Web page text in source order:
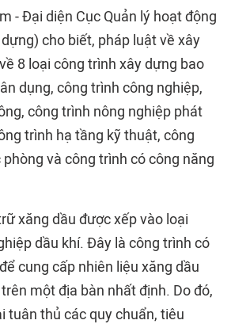
- Đại diện Cục Quản lý hoạt động
cho biết, pháp luật về xây
8 loại công trình xây dựng bao
dụng, công trình công nghiệp,
công trình nông nghiệp phát
trình hạ tầng kỹ thuật, công
và công trình có công năng
xăng dầu được xếp vào loại
dầu khí. Đây là công trình có
cung cấp nhiên liệu xăng dầu
một địa bàn nhất định. Do đó,
tuân thủ các quy chuẩn, tiêu